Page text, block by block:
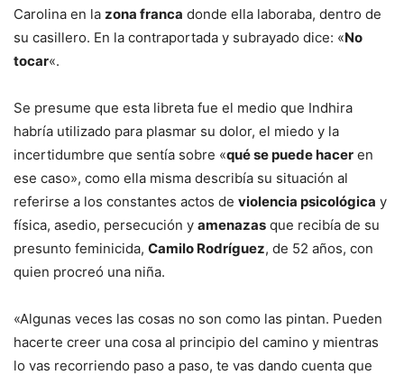
Carolina en la zona franca donde ella laboraba, dentro de
su casillero. En la contraportada y subrayado dice: «No
tocar«.
Se presume que esta libreta fue el medio que Indhira
habría utilizado para plasmar su dolor, el miedo y la
incertidumbre que sentía sobre «qué se puede hacer en
ese caso», como ella misma describía su situación al
referirse a los constantes actos de violencia psicológica y
física, asedio, persecución y amenazas que recibía de su
presunto feminicida, Camilo Rodríguez, de 52 años, con
quien procreó una niña.
«Algunas veces las cosas no son como las pintan. Pueden
hacerte creer una cosa al principio del camino y mientras
lo vas recorriendo paso a paso, te vas dando cuenta que